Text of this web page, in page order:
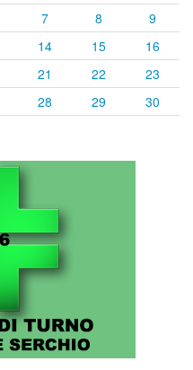
7 8
9
14 15
16
21 22
23
28 29
30